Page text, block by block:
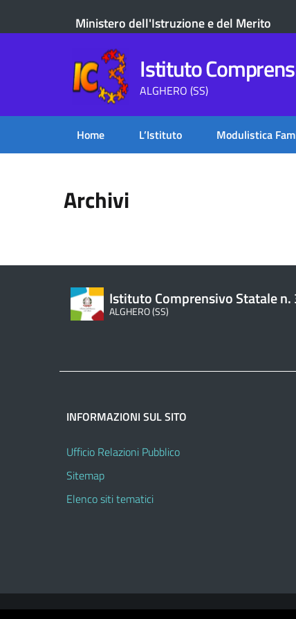
Ministero dell'Istruzione e del Merito
Istituto
ALGHERO (SS)
Home L’Istituto Modulistica
Archivi
Istituto Comprensivo Statale n.
ALGHERO (SS)
INFORMAZIONI SUL SITO
Ufficio Relazioni Pubblico
Sitemap
Elenco siti tematici